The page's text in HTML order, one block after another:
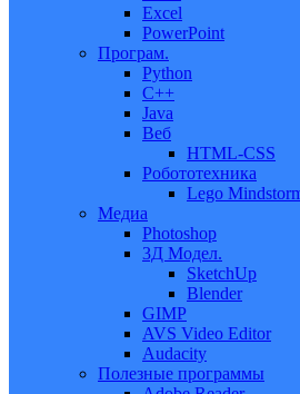
Excel
PowerPoint
Програм.
Python
C++
Java
Веб
HTML-CSS
Робототехника
Lego
Медиа
Photoshop
3Д Модел.
SketchUp
Blender
GIMP
AVS Video Editor
Audacity
Полезные программы